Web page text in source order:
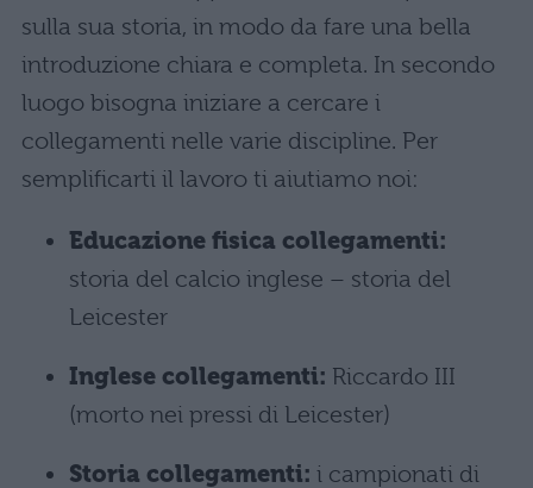
sulla sua storia, in modo da fare una bella
introduzione chiara e completa. In secondo
luogo bisogna iniziare a cercare i
collegamenti nelle varie discipline. Per
semplificarti il lavoro ti aiutiamo noi:
Educazione fisica collegamenti:
storia del calcio inglese – storia del
Leicester
Inglese collegamenti: Riccardo III
(morto nei pressi di Leicester)
Storia collegamenti: i campionati di